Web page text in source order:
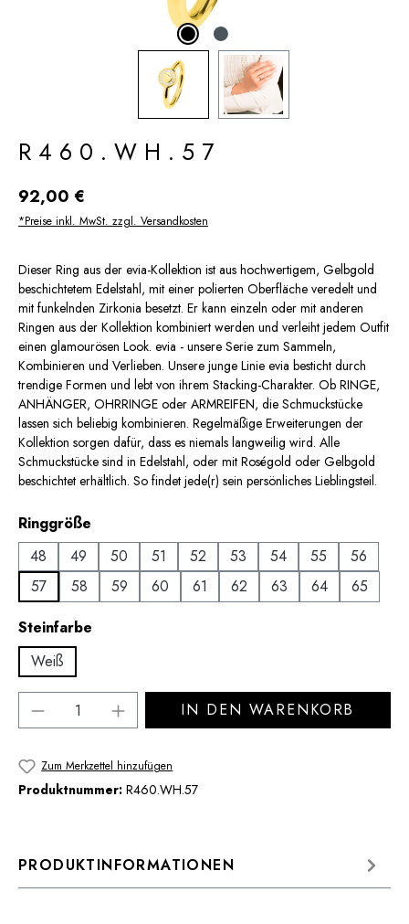
R460.WH.57
Regulärer Preis:
92,00 €
*Preise inkl. MwSt. zzgl. Versandkosten
Dieser Ring aus der evia-Kollektion ist aus hochwertigem, Gelbgold
beschichtetem Edelstahl, mit einer polierten Oberfläche veredelt und
mit funkelnden Zirkonia besetzt. Er kann einzeln oder mit anderen
Ringen aus der Kollektion kombiniert werden und verleiht jedem Outfit
einen glamourösen Look. evia - unsere Serie zum Sammeln,
Kombinieren und Verlieben. Unsere junge Linie evia besticht durch
trendige Formen und lebt von ihrem Stacking-Charakter. Ob RINGE,
ANHÄNGER, OHRRINGE oder ARMREIFEN, die Schmuckstücke
lassen sich beliebig kombinieren. Regelmäßige Erweiterungen der
Kollektion sorgen dafür, dass es niemals langweilig wird. Alle
Schmuckstücke sind in Edelstahl, oder mit Roségold oder Gelbgold
beschichtet erhältlich. So findet jede(r) sein persönliches Lieblingsteil.
Ringgröße
48
49 50 51 52 53 54 55
56
57
58 59 60 61 62 63 64
65
Steinfarbe
Weiß
Produkt Anzahl: Gib den gewünschten
IN DEN WARENKORB
Zum Merkzettel hinzufügen
Produktnummer: R460.WH.57
PRODUKTINFORMATIONEN